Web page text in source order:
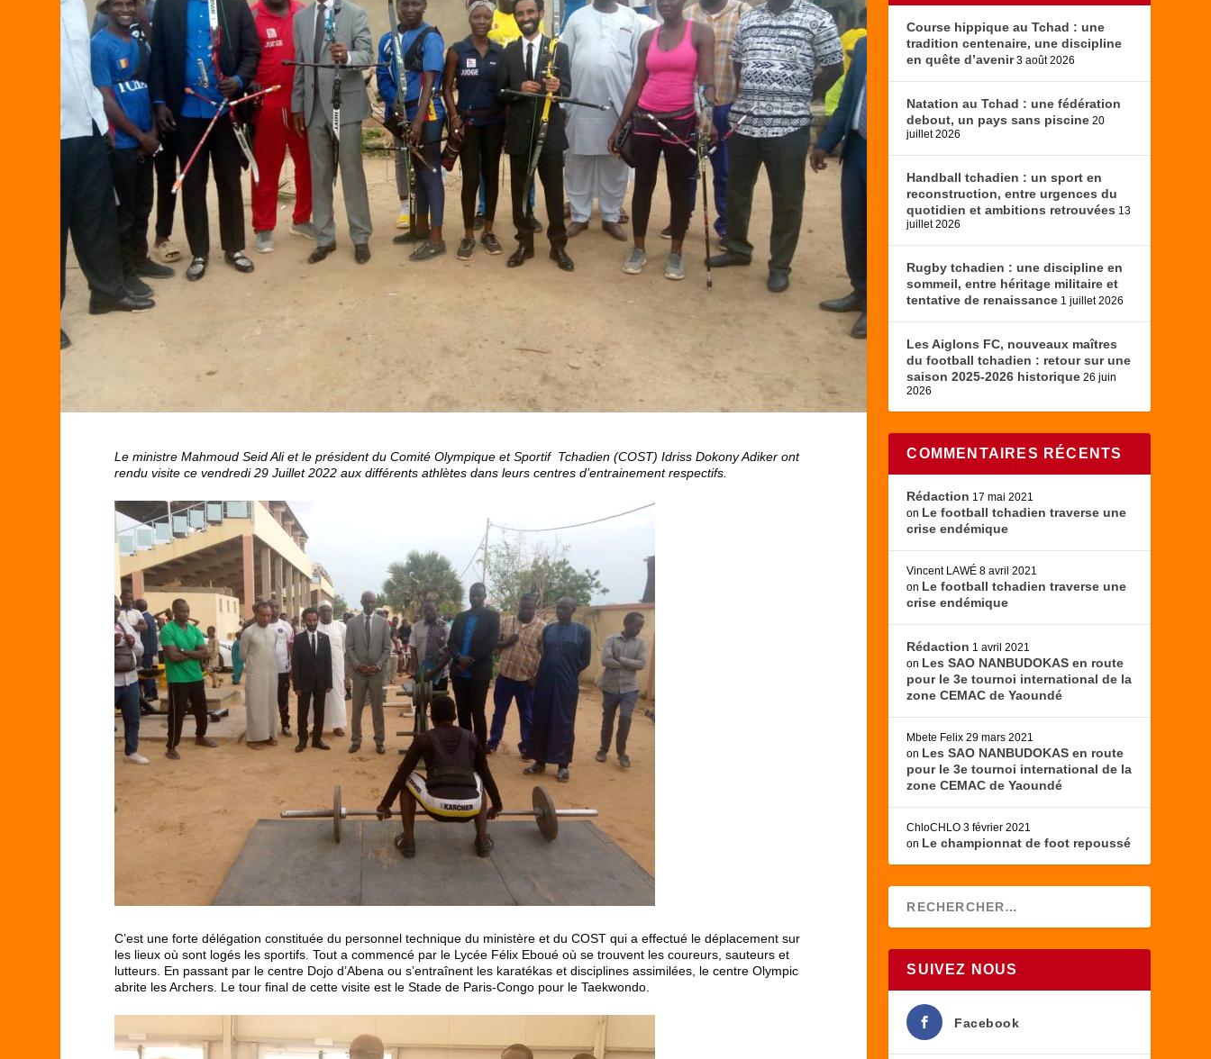
Le ministre Mahmoud Seid Ali et le président du Comité Olympique et Sportif Tchadien (COST) Idriss Dokony Adiker ont
rendu visite ce vendredi 29 Juillet 2022 aux différents athlètes dans leurs centres d’entrainement respectifs.
C’est une forte délégation constituée du personnel technique du ministère et du COST qui a effectué le déplacement sur
les lieux où sont logés les sportifs. Tout a commencé par le Lycée Félix Eboué où se trouvent les coureurs, sauteurs et
lutteurs. En passant par le centre Dojo d’Abena ou s’entraînent les karatékas et disciplines assimilées, le centre Olympic
abrite les Archers. Le tour final de cette visite est le Stade de Paris-Congo pour le Taekwondo.
Course hippique au Tchad : une
tradition centenaire, une discipline
en quête d’avenir 3 août 2026
Natation au Tchad : une fédération
debout, un pays sans piscine 20
juillet 2026
Handball tchadien : un sport en
reconstruction, entre urgences du
quotidien et ambitions retrouvées 13
juillet 2026
Rugby tchadien : une discipline en
sommeil, entre héritage militaire et
tentative de renaissance 1 juillet 2026
Les Aiglons FC, nouveaux maîtres
du football tchadien : retour sur une
saison 2025-2026 historique 26 juin
2026
COMMENTAIRES RÉCENTS
Rédaction 17 mai 2021
on Le football tchadien traverse une
crise endémique
Vincent LAWÉ 8 avril 2021
on Le football tchadien traverse une
crise endémique
Rédaction 1 avril 2021
on Les SAO NANBUDOKAS en route
pour le 3e tournoi international de la
zone CEMAC de Yaoundé
Mbete Felix 29 mars 2021
on Les SAO NANBUDOKAS en route
pour le 3e tournoi international de la
zone CEMAC de Yaoundé
ChloCHLO 3 février 2021
on Le championnat de foot repoussé
SUIVEZ NOUS
Facebook